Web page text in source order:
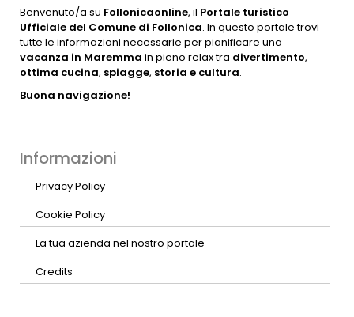
Benvenuto/a su Follonicaonline, il Portale turistico
Ufficiale del Comune di Follonica. In questo portale trovi
tutte le informazioni necessarie per pianificare una
vacanza in Maremma in pieno relax tra divertimento,
ottima cucina, spiagge, storia e cultura.
Buona navigazione!
Informazioni
Privacy Policy
Cookie Policy
La tua azienda nel nostro portale
Credits